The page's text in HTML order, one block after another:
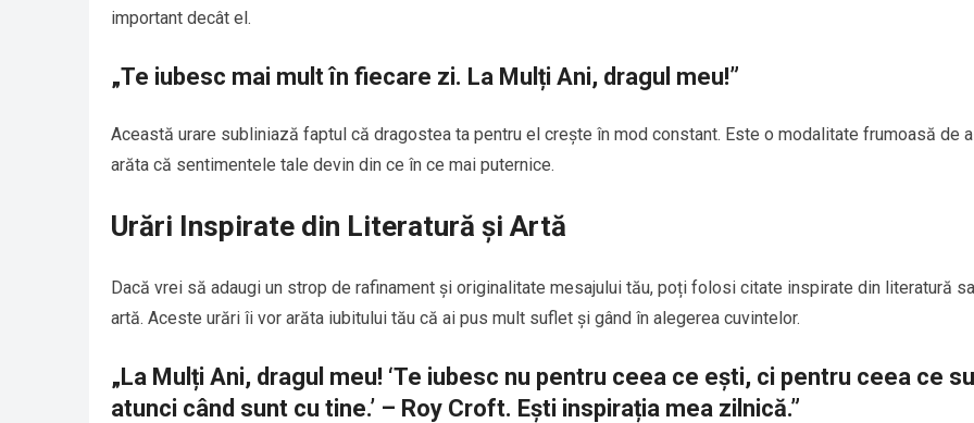
important decât el.
„Te iubesc mai mult în fiecare zi. La Mulți Ani, dragul meu!”
Această urare subliniază faptul că dragostea ta pentru el crește în mod constant. Este o modalitate frumoasă de
arăta că sentimentele tale devin din ce în ce mai puternice.
Urări Inspirate din Literatură și Artă
Dacă vrei să adaugi un strop de rafinament și originalitate mesajului tău, poți folosi citate inspirate din literatură
artă. Aceste urări îi vor arăta iubitului tău că ai pus mult suflet și gând în alegerea cuvintelor.
„La Mulți Ani, dragul meu! ‘Te iubesc nu pentru ceea ce ești, ci pentru ceea ce
atunci când sunt cu tine.’ – Roy Croft. Ești inspirația mea zilnică.”